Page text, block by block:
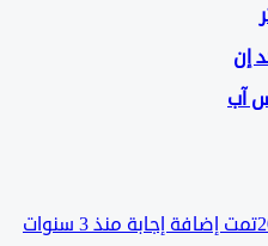
تمت إضافة إجابة منذ 3 سنوات